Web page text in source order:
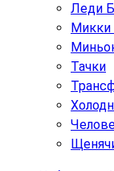
Леди
Микки
Тачки